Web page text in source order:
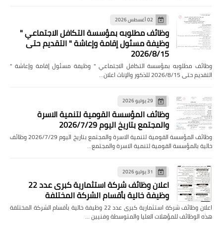
02 أغسطس 2026
وظائف مطلوبه بمؤسسة التكافل الاجتماعي "
وظيفة مسئول إقامة وإعاشة " التقديم حتى
2026/8/15
وظائف مطلوبه بمؤسسة التكافل الاجتماعي " وظيفة مسئول إقامة وإعاشة "
التقديم حتى 2026/8/15 للذكور والإناث اعلان…
29 يوليو 2026
وظائف المؤسسة القومية لتنمية الاسرة
والمجتمع بتاريخ اليوم 2026/7/29
وظائف المؤسسة القومية لتنمية الاسرة والمجتمع بتاريخ اليوم 2026/7/29 وظائف
خالية بالمؤسسة القومية لتنمية الاسرة والمجتمع…
31 يوليو 2026
اعلان وظائف شركة استثمارية كبرى عدد 22
وظيفة خالية بأقسام الشركة المختلفة
اعلان وظائف شركة استثمارية كبرى عدد 22 وظيفة خالية بأقسام الشركة المختلفة
هذه الوظائف للمؤهلات العليا والمتوسطة وفنيين …